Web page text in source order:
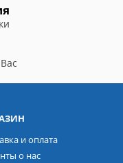
и оплата
о нас